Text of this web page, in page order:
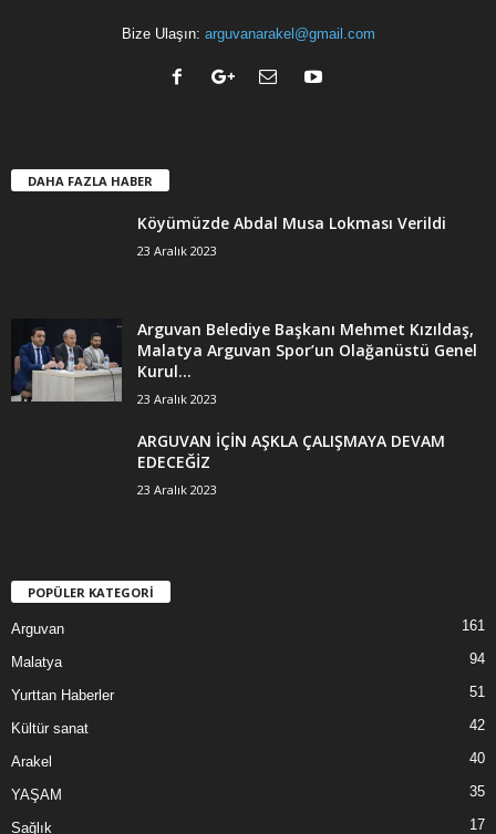
Bize Ulaşın: arguvanarakel@gmail.com
DAHA FAZLA HABER
Köyümüzde Abdal Musa Lokması Verildi
23 Aralık 2023
Arguvan Belediye Başkanı Mehmet Kızıldaş,
Malatya Arguvan Spor’un Olağanüstü Genel
Kurul...
23 Aralık 2023
ARGUVAN İÇİN AŞKLA ÇALIŞMAYA DEVAM
EDECEĞİZ
23 Aralık 2023
POPÜLER KATEGORİ
Arguvan 161
Malatya 94
Yurttan Haberler 51
Kültür sanat 42
Arakel 40
YAŞAM 35
Sağlık 17